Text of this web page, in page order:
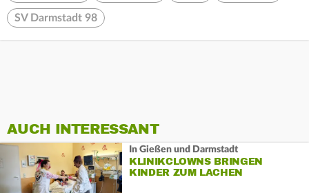
SV Darmstadt 98
AUCH INTERESSANT
In Gießen und Darmstadt
KLINIKCLOWNS BRINGEN
KINDER ZUM LACHEN